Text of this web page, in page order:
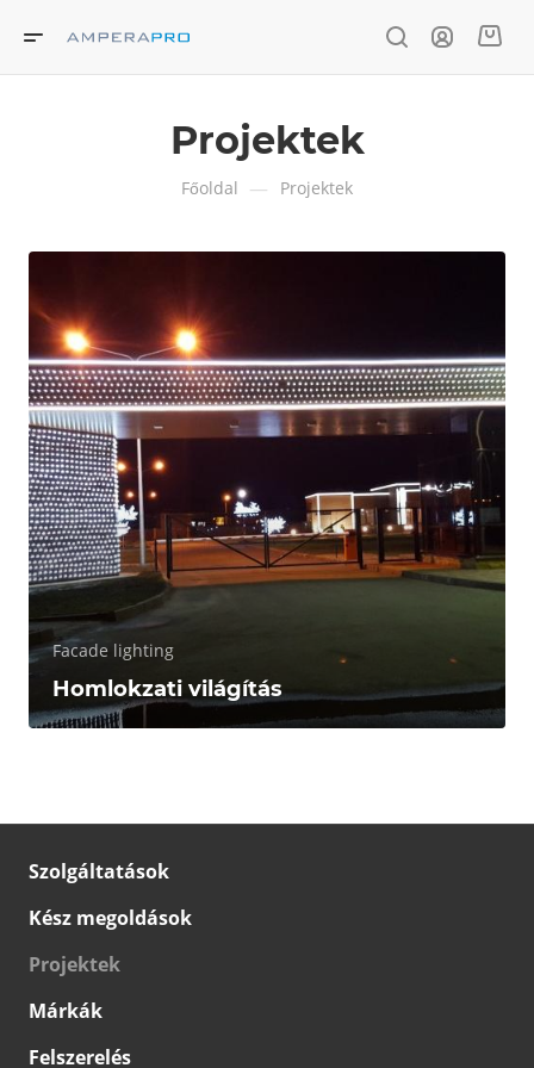
Projektek
Főoldal — Projektek
Facade lighting
Homlokzati világítás
Szolgáltatások
Kész megoldások
Projektek
Márkák
Felszerelés